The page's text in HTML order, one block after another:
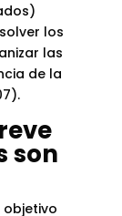
los
las
de la
son
objetivo